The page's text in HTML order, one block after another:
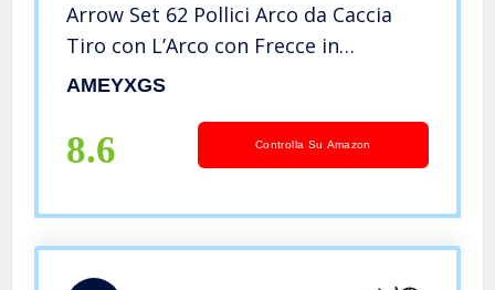
Arrow Set 62 Pollici Arco da Caccia
Tiro con L’Arco con Frecce in
Carbonio Accessori per Adulti 20-50
2, 25lbs)
AMEYXGS
8.6 Controlla Su Amazon